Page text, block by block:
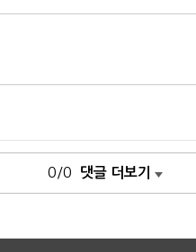
0/0 댓글 더보기